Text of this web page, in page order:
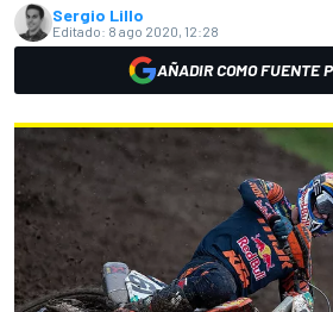
Sergio Lillo
Editado: 8 ago 2020, 12:28
AÑADIR COMO FUENTE